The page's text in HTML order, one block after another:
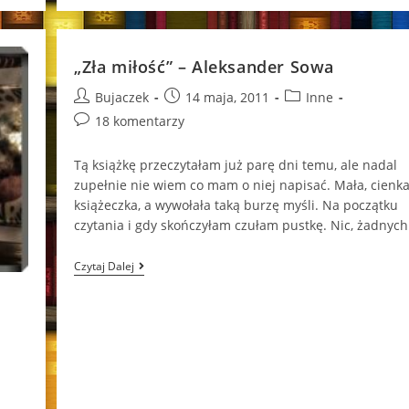
Życie”
Małgorzata
„Zła miłość” – Aleksander Sowa
Post
author:
Bujaczek
Post
published:
14 maja, 2011
PostInne
Post18 komentarzy
Tą książkę przeczytałam już parę dni temu, ale nadal
zupełnie nie wiem co mam o niej napisać. Mała, cienka
książeczka, a wywołała taką burzę myśli. Na początku
czytania i gdy skończyłam czułam pustkę. Nic,
Czytaj Dalej „Zła
Miłość”